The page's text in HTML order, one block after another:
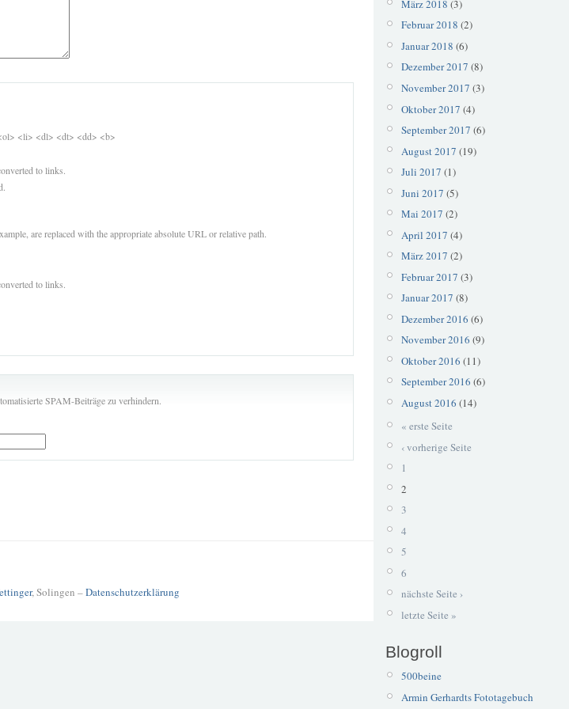
<li> <dl> <dt> <dd> <b>
to links.
are replaced with the appropriate absolute URL or relative path.
to links.
SPAM-Beiträge zu verhindern.
, Solingen –Datenschutzerklärung
März 2018 (3)
Februar 2018 (2)
Januar 2018 (6)
Dezember 2017 (8)
November 2017 (3)
Oktober 2017 (4)
September 2017 (6)
August 2017 (19)
Juli 2017 (1)
Juni 2017 (5)
Mai 2017 (2)
April 2017 (4)
März 2017 (2)
Februar 2017 (3)
Januar 2017 (8)
Dezember 2016 (6)
November 2016 (9)
Oktober 2016 (11)
September 2016 (6)
August 2016 (14)
« erste Seite
‹ vorherige Seite
1
2
3
4
5
6
nächste Seite ›
letzte Seite »
Blogroll
500beine
Armin Gerhardts Fototagebuch